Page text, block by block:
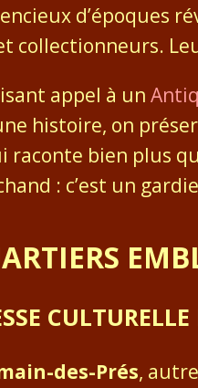
d’époques
collectionneurs.
appel à un
histoire, on
raconte bien plus
: c’est un
des-Prés,